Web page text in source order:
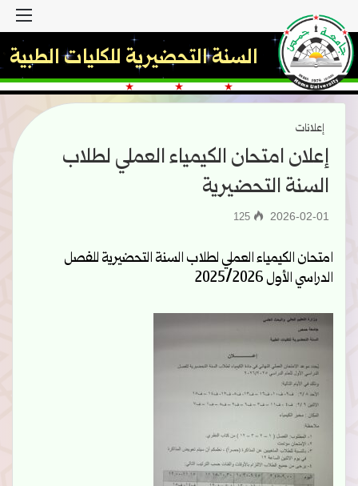
السنة التحضيرية للكليات الطبية
إعلانات
إعلان امتحان الكيمياء العملي لطلاب
السنة التحضيرية
2026-02-01
امتحان الكيمياء العملي لطلاب السنة التحضيرية للفصل
الدراسي الأول 2025/2026